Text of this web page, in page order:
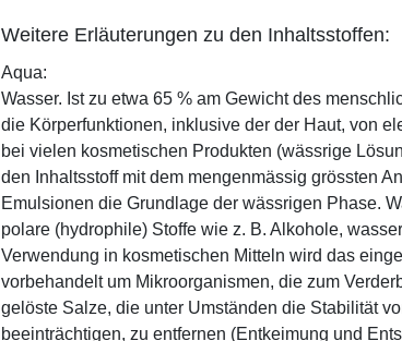
Weitere Erläuterungen zu den Inhaltsstoffen:
Aqua:
Wasser. Ist zu etwa 65 % am Gewicht des
die Körperfunktionen, inklusive der der Haut, von
bei vielen kosmetischen Produkten (wässrige
den Inhaltsstoff mit dem mengenmässig grössten
Emulsionen die Grundlage der wässrigen Phase.
polare (hydrophile) Stoffe wie z. B. Alkohole,
Verwendung in kosmetischen Mitteln wird das
vorbehandelt um Mikroorganismen, die zum
gelöste Salze, die unter Umständen die Stabilität
beeinträchtigen, zu entfernen (Entkeimung und